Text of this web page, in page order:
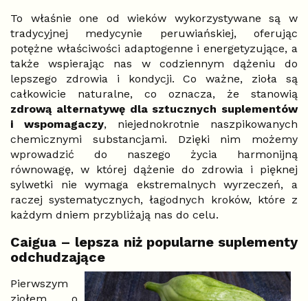
To właśnie one od wieków wykorzystywane są w
tradycyjnej medycynie peruwiańskiej, oferując
potężne właściwości adaptogenne i energetyzujące, a
także wspierając nas w codziennym dążeniu do
lepszego zdrowia i kondycji. Co ważne, zioła są
całkowicie naturalne, co oznacza, że stanowią
zdrową alternatywę dla sztucznych suplementów
i wspomagaczy, niejednokrotnie naszpikowanych
chemicznymi substancjami. Dzięki nim możemy
wprowadzić do naszego życia harmonijną
równowagę, w której dążenie do zdrowia i pięknej
sylwetki nie wymaga ekstremalnych wyrzeczeń, a
raczej systematycznych, łagodnych kroków, które z
każdym dniem przybliżają nas do celu.
Caigua – lepsza niż popularne suplementy
odchudzające
Pierwszym
ziołem, o